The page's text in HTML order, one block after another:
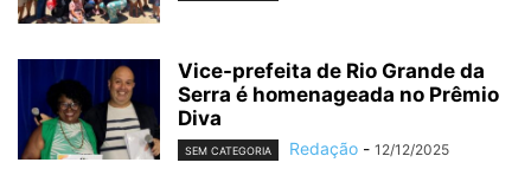
Vice-prefeita de Rio Grande da
Serra é homenageada no Prêmio
Diva
SEM CATEGORIA Redação - 12/12/2025